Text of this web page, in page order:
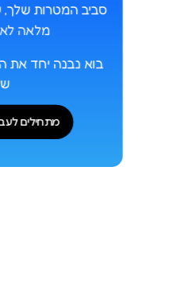
סביב המטרות שלך,
מלאה
בוא נבנה יחד
מתחילים